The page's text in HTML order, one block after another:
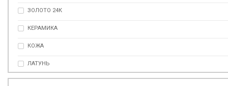
ЗОЛОТО 24К
КЕРАМИКА
КОЖА
ЛАТУНЬ
МОРСКАЯ РАКОВИНА